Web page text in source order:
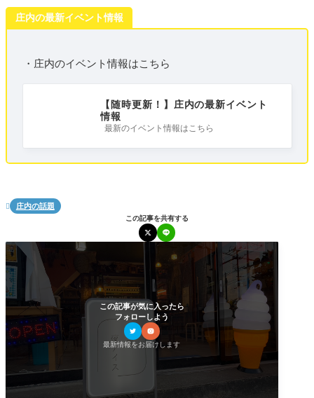
庄内の最新イベント情報
・庄内のイベント情報はこちら
【随時更新！】庄内の最新イベント
情報
最新のイベント情報はこちら
 庄内の話題
この記事を共有する
この記事が気に入ったら
フォローしよう
最新情報をお届けします